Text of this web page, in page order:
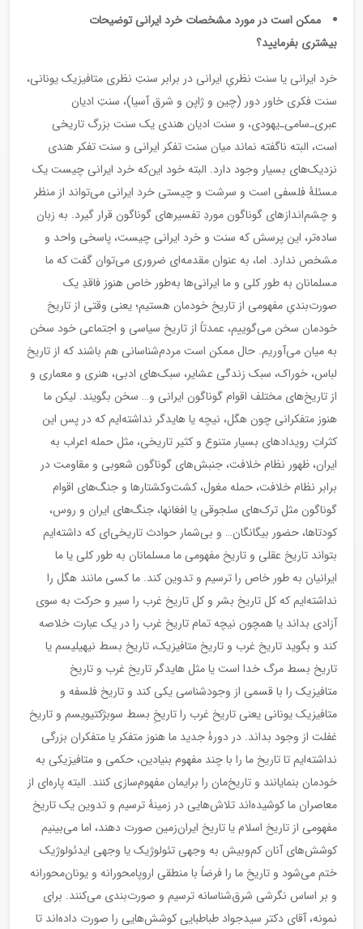
ممکن است در مورد مشخصات خرد ایرانی توضیحات
بیشتری بفرمایید؟
خرد ایرانی یا سنت نظریِ ایرانی در برابر سنتِ نظری متافیزیک یونانی،
سنت فکری خاور دور (چین و ژاپن و شرق آسیا)، سنتِ ادیان
عبری‌ـ‌سامی‌ـ‌یهودی، و سنت ادیان هندی یک سنت بزرگ تاریخی
است، البته ناگفته نماند میان سنت تفکر ایرانی و سنت تفکر هندی
نزدیک‌های بسیار وجود دارد. البته خود این‌که خرد ایرانی چیست یک
مسئلۀ فلسفی است و سرشت و چیستی خرد ایرانی می‌تواند از منظر
و چشم‌اندازهای گوناگون موردِ تفسیرهای گوناگون قرار گیرد. به زبان
ساده‌تر، این پرسش که سنت و خرد ایرانی چیست، پاسخی واحد و
مشخص ندارد. اما، به عنوان مقدمه‌ای ضروری می‌توان گفت ‌که ما
مسلمانان به طور کلی و ما ایرانی‌ها به‌طور خاص هنوز فاقدِ یک
صورت‌بندیِ مفهومی از تاریخ خودمان هستیم؛ یعنی وقتی از تاریخ
خودمان سخن می‌گوییم، عمدتاً از تاریخ سیاسی‌ و ‌اجتماعی خود سخن
به میان می‌آوریم. حال ممکن است مردم‌شناسانی هم باشند که از تاریخ
لباس، خوراک، سبک زندگی عشایر، سبک‌های ادبی، هنری و معماری و
از تاریخ‌های مختلف اقوام گوناگون ایرانی و… سخن بگویند. لیکن ما
هنوز متفکرانی چون هگل، نیچه یا هایدگر نداشته‌ایم که در پس این
کثراتِ رویدادهای بسیار متنوع و کثیر تاریخی، مثل حمله اعراب به
ایران، ظهور نظام خلافت، جنبش‌های گوناگون شعوبی و مقاومت در
برابر نظام خلافت، حمله مغول، کشت‌وکشتارها و جنگ‌های اقوام
گوناگون مثل ترک‌های سلجوقی یا افغانها، جنگ‌های ایران و روس،
کودتاها، حضور بیگانگان… و بی‌شمار حوادث تاریخی‌ای که داشته‌ایم
بتواند تاریخ عقلی و تاریخ مفهومی ما مسلمانان به طور کلی یا ما
ایرانیان به طور خاص را ترسیم و تدوین کند. ما کسی مانند هگل را
نداشته‌ایم که کل تاریخ بشر و کل تاریخ غرب را سیر و حرکت به سوی
آزادی بداند یا همچون نیچه تمام تاریخ غرب را در یک عبارت خلاصه
کند و بگوید تاریخ غرب و تاریخ متافیزیک، تاریخ بسط نیهیلیسم یا
تاریخ بسط مرگ خدا است یا مثل هایدگر تاریخ غرب و تاریخ
متافیزیک را با قسمی از وجود‌شناسی یکی کند و تاریخ فلسفه و
متافیزیک یونانی یعنی تاریخ غرب را تاریخِ بسط سوبژکتیویسم و تاریخ
غفلت از وجود بداند. در دورۀ جدید ما هنوز متفکر یا متفکران بزرگی
نداشته‌ایم تا تاریخ ما را با چند مفهوم بنیادین، حکمی و متافیزیکی به
خودمان بنمایانند و تاریخ‌مان را برایمان مفهوم‌سازی کنند. البته پاره‌ای از
معاصران ما کوشیده‌اند تلاش‌هایی در زمینۀ ترسیم و تدوین یک تاریخ
مفهومی از تاریخ اسلام یا تاریخ ایران‌زمین صورت دهند، اما می‌بینیم
کوشش‌های آنان کم‌وبیش به وجهی تئولوژیک یا وجهی ایدئولوژیک
ختم می‌شود و تاریخ ما را فرضاً با منطقی اروپامحورانه و یونان‌محورانه
و بر اساس نگرشی شرق‌شناسانه ترسیم و صورت‌بندی می‌کنند. برای
نمونه، آقای دکتر سیدجواد طباطبایی کوشش‌هایی را صورت داده‌اند تا